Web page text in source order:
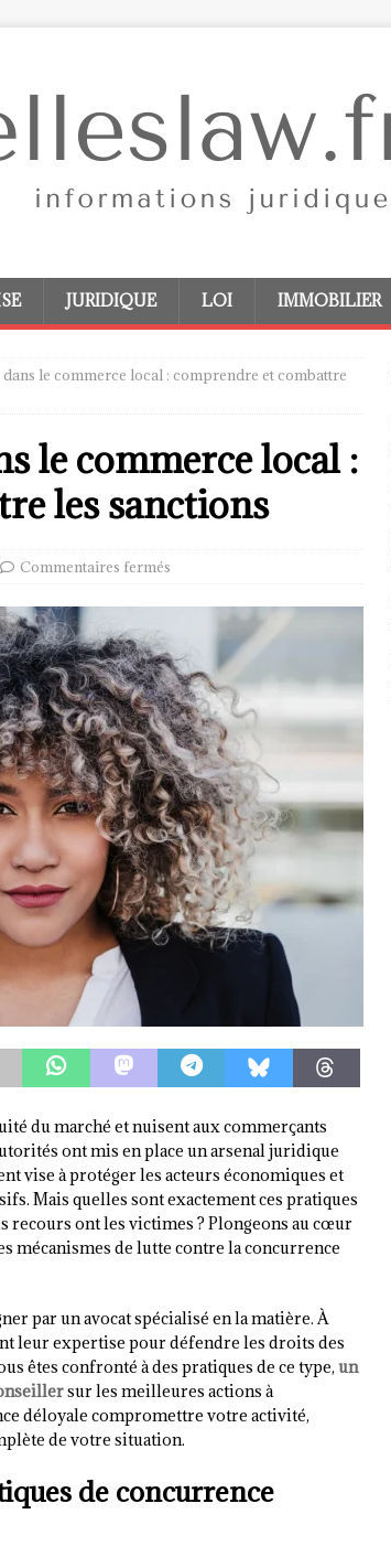
JURIDIQUE LOI IMMOBILIER
le commerce local : comprendre et combattre
le commerce local :
les sanctions
Commentaires fermés
du marché et nuisent aux commerçants
ont mis en place un arsenal juridique
vise à protéger les acteurs économiques et
Mais quelles sont exactement ces pratiques
recours ont les victimes ? Plongeons au cœur
mécanismes de lutte contre la concurrence
par un avocat spécialisé en la matière. À
leur expertise pour défendre les droits des
êtes confronté à des pratiques de ce type, un
sur les meilleures actions à
déloyale compromettre votre activité,
de votre situation.
de concurrence